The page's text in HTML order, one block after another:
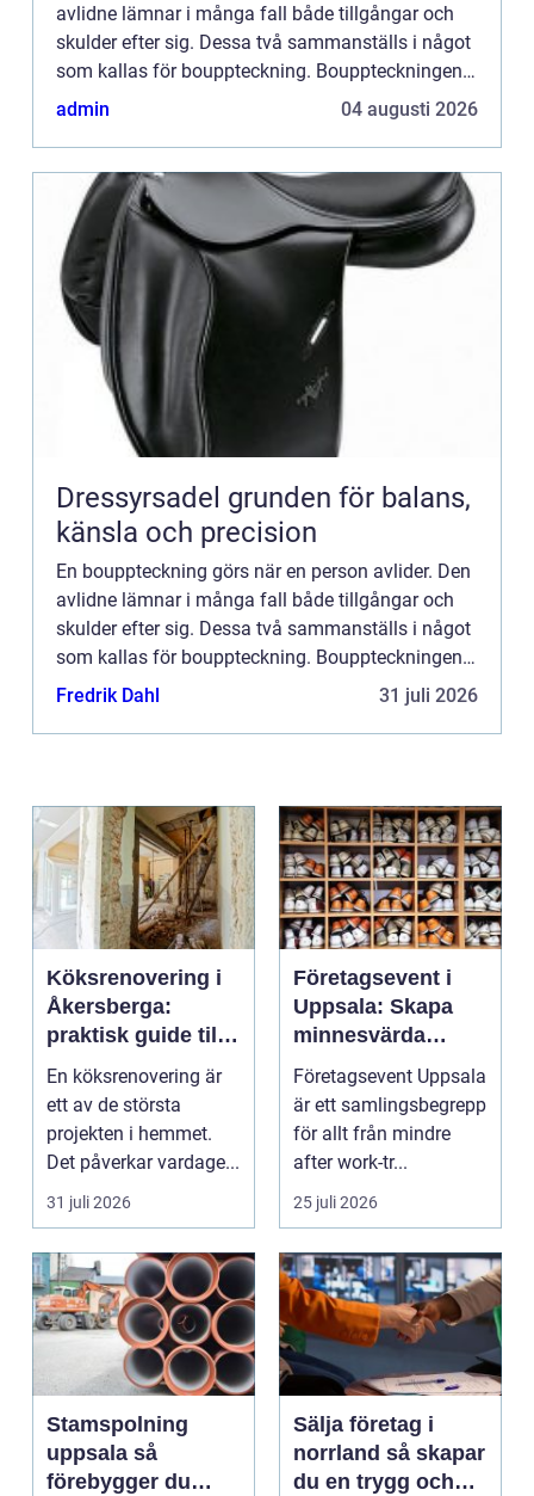
avlidne lämnar i många fall både tillgångar och
skulder efter sig. Dessa två sammanställs i något
som kallas för bouppteckning. Bouppteckningen
g&...
admin 04 augusti 2026
Dressyrsadel grunden för balans,
känsla och precision
En bouppteckning görs när en person avlider. Den
avlidne lämnar i många fall både tillgångar och
skulder efter sig. Dessa två sammanställs i något
som kallas för bouppteckning. Bouppteckningen
g&...
Fredrik Dahl 31 juli 2026
Köksrenovering i
Åkersberga:
praktisk guide till
ett smartare kök
En köksrenovering är
ett av de största
projekten i hemmet.
Det påverkar vardage...
31 juli 2026
Företagsevent i
Uppsala: Skapa
minnesvärda
möten som bygger
starkare team
Företagsevent Uppsala
är ett samlingsbegrepp
för allt från mindre
after work-tr...
25 juli 2026
Stamspolning
uppsala så
förebygger du
Sälja företag i
norrland så skapar
du en trygg och